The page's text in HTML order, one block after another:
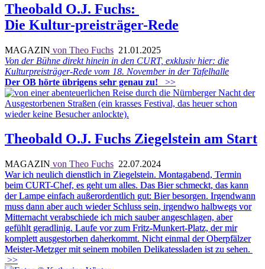
Theobald O.J. Fuchs:
Die Kultur-preisträger-Rede
MAGAZIN von Theo Fuchs 21.01.2025
Von der Bühne direkt hinein in den CURT, exklusiv hier: die
Kulturpreisträger-Rede vom 18. November in der Tafelhalle
Der OB hörte übrigens sehr genau zu!
>>
Theobald O.J. Fuchs Ziegelstein am Start
MAGAZIN von Theo Fuchs 22.07.2024
War ich neulich dienstlich in Ziegelstein. Montagabend, Termin
beim CURT-Chef, es geht um alles. Das Bier schmeckt, das kann
der Lampe einfach außerordentlich gut: Bier besorgen. Irgendwann
muss dann aber auch wieder Schluss sein, irgendwo halbwegs vor
Mitternacht verabschiede ich mich sauber angeschlagen, aber
gefühlt geradlinig. Laufe vor zum Fritz-Munkert-Platz, der mir
komplett ausgestorben daherkommt. Nicht einmal der Oberpfälzer
Meister-Metzger mit seinem mobilen Delikatessladen ist zu sehen.
>>